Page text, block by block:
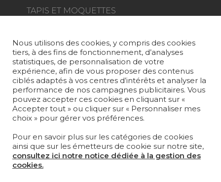
TAPIS ET MOQUETTES
PROJETS
SUR-MESURE
MAGAZINE
LA MAISON
OÙ NOUS TROUVER ?
Nous utilisons des cookies, y compris des cookies
tiers, à des fins de fonctionnement, d’analyses
statistiques, de personnalisation de votre
expérience, afin de vous proposer des contenus
ciblés adaptés à vos centres d’intérêts et analyser la
performance de nos campagnes publicitaires. Vous
pouvez accepter ces cookies en cliquant sur «
Accepter tout » ou cliquer sur « Personnaliser mes
choix » pour gérer vos préférences.
Pour en savoir plus sur les catégories de cookies
ainsi que sur les émetteurs de cookie sur notre site,
consultez ici notre notice dédiée à la gestion des
cookies.